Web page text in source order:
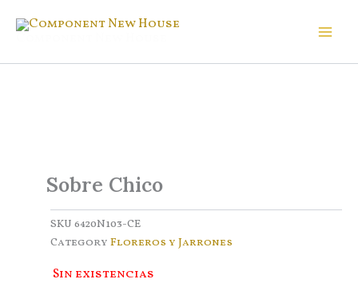
Sobre Chico
SKU 6420N103-CE
Category Floreros y Jarrones
Sin existencias